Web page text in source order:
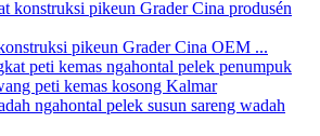
pikeun Grader Cina OEM ...
ngahontal pelek susun sareng wadah